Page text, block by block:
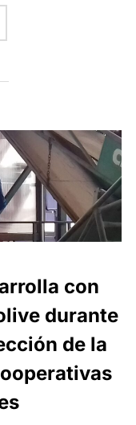
INTERÓLEO
con
durante
de la